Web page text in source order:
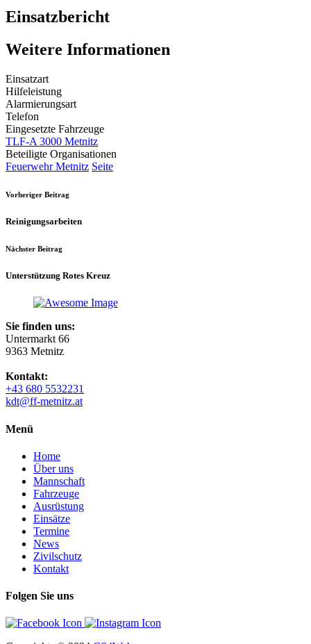
Einsatzbericht
Weitere Informationen
Einsatzart
Hilfeleistung
Alarmierungsart
Telefon
Eingesetzte Fahrzeuge
TLF-A 3000 Metnitz
Beteiligte Organisationen
Feuerwehr Metnitz Seite
Vorheriger Beitrag
Reinigungsarbeiten
Nächster Beitrag
Unterstützung Rotes Kreuz
Sie finden uns:
Untermarkt 66
9363 Metnitz
Kontakt:
+43 680 5532231
kdt@ff-metnitz.at
Menü
Home
Über uns
Mannschaft
Fahrzeuge
Ausrüstung
Einsätze
Termine
News
Zivilschutz
Kontakt
Folgen Sie uns